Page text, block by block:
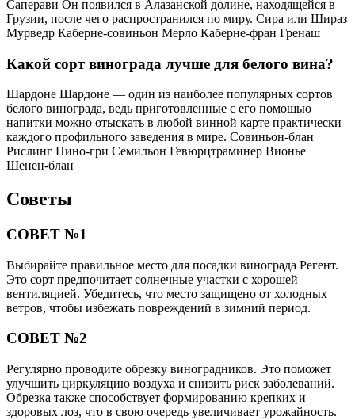
Саперави Он появился в Алазанской долине, находящейся в
Грузии, после чего распространился по миру. Сира или Шираз
Мурведр Каберне-совиньон Мерло Каберне-фран Гренаш
Какой сорт винограда лучше для белого вина?
Шардоне Шардоне — один из наиболее популярных сортов
белого винограда, ведь приготовленные с его помощью
напитки можно отыскать в любой винной карте практически
каждого профильного заведения в мире. Совиньон-блан
Рислинг Пино-гри Семильон Гевюрцтраминер Вионье
Шенен-блан
Советы
СОВЕТ №1
Выбирайте правильное место для посадки винограда Регент.
Это сорт предпочитает солнечные участки с хорошей
вентиляцией. Убедитесь, что место защищено от холодных
ветров, чтобы избежать повреждений в зимний период.
СОВЕТ №2
Регулярно проводите обрезку виноградников. Это поможет
улучшить циркуляцию воздуха и снизить риск заболеваний.
Обрезка также способствует формированию крепких и
здоровых лоз, что в свою очередь увеличивает урожайность.